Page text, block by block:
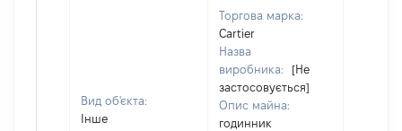
Вид об'єкта:
Інше
Торгова марка:
Cartier
Назва
виробника:
[Не
застосовується]
Опис майна:
годинник